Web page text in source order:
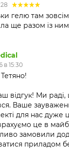
гелю там
ще разом із ним
в 15:30
відгук! Ми
Ваше
для нас дуже
це в
замовили
приладом